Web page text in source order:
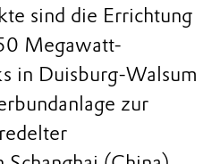
sind die Errichtung
Megawatt-
in Duisburg-Walsum
zur